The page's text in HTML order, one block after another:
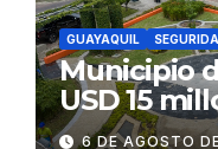
GUAYAQUIL
Municipio
USD 15
SEGURA
6 DE AGOSTO